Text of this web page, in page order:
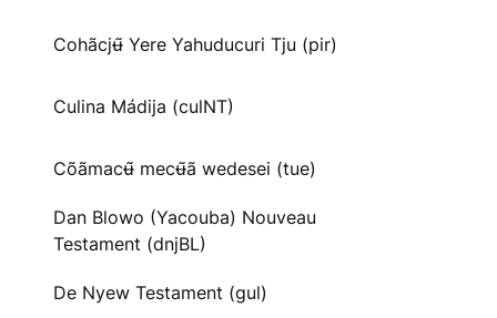
Cohãcjʉ̃ Yere Yahuducuri Tju (pir)
Culina Mádija (culNT)
Cõãmacʉ̃ mecʉ̃ã wedesei (tue)
Dan Blowo (Yacouba) Nouveau
Testament (dnjBL)
De Nyew Testament (gul)